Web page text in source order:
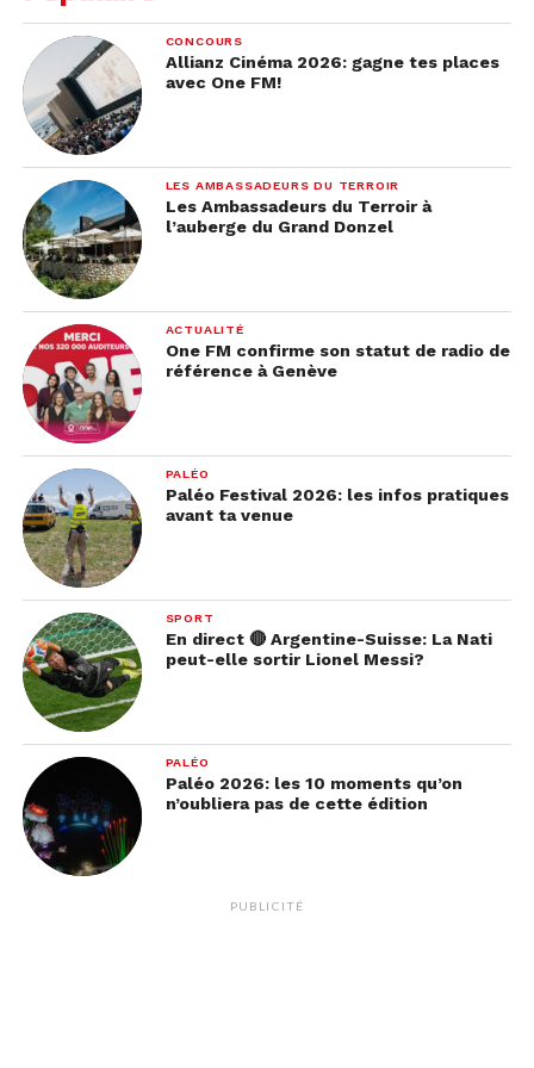
Emma Stone, va chambouler son règne car la
jeune femme voudra satisfaire ses ambitions, et
elle ne laissera ni homme, ni femme, ni politique,
ni même un lapin se mettre en travers de son
chemin.
En salle en ce moment :
CONCOURS
Allianz Cinéma 2026: gagne tes places
avec One FM!
LES AMBASSADEURS DU TERROIR
Les Ambassadeurs du Terroir à
l’auberge du Grand Donzel
ACTUALITÉ
One FM confirme son statut de radio de
référence à Genève
PALÉO
Paléo Festival 2026: les infos pratiques
avant ta venue
SPORT
En direct 🔴 Argentine-Suisse: La Nati
peut-elle sortir Lionel Messi?
PALÉO
Paléo 2026: les 10 moments qu’on
n’oubliera pas de cette édition
PUBLICITÉ